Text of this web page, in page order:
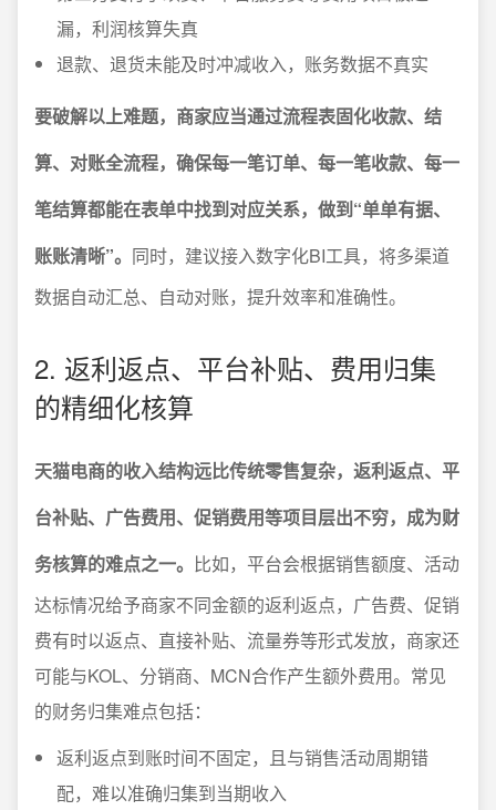
漏，利润核算失真
退款、退货未能及时冲减收入，账务数据不真实
要破解以上难题，商家应当通过流程表固化收款、结
算、对账全流程，确保每一笔订单、每一笔收款、每一
笔结算都能在表单中找到对应关系，做到“单单有据、
账账清晰”。 同时，建议接入数字化BI工具，将多渠道
数据自动汇总、自动对账，提升效率和准确性。
2. 返利返点、平台补贴、费用归集
的精细化核算
天猫电商的收入结构远比传统零售复杂，返利返点、平
台补贴、广告费用、促销费用等项目层出不穷，成为财
务核算的难点之一。 比如，平台会根据销售额度、活动
达标情况给予商家不同金额的返利返点，广告费、促销
费有时以返点、直接补贴、流量券等形式发放，商家还
可能与KOL、分销商、MCN合作产生额外费用。常见
的财务归集难点包括：
返利返点到账时间不固定，且与销售活动周期错
配，难以准确归集到当期收入